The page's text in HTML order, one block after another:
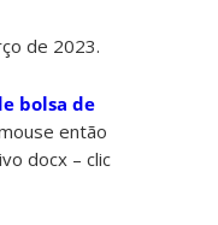
de 2023.
bolsa de
então
docx – clic